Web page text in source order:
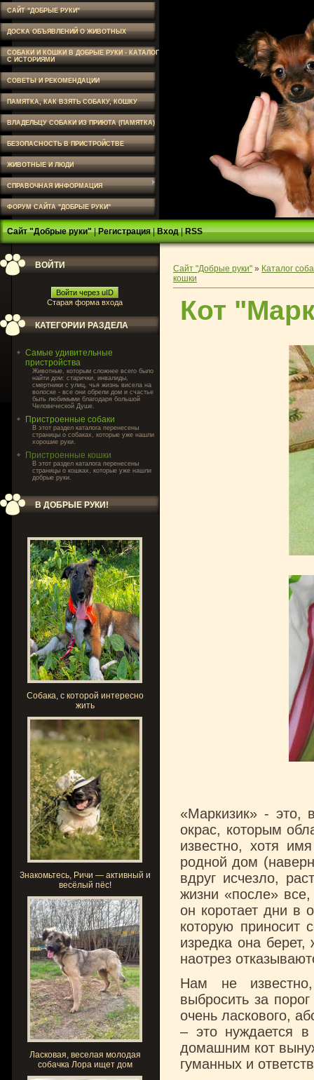
САЙТ "ДОБРЫЕ РУКИ"
ДОСКА ОБЪЯВЛЕНИЙ О ЖИВОТНЫХ
СОБАКИ И КОШКИ В ДОБРЫЕ РУКИ - КАТАЛОГ
С ИСТОРИЯМИ
СОВЕТЫ И РЕКОМЕНДАЦИИ
ПАМЯТКА, КАК ВЗЯТЬ СОБАКУ, КОШКУ
ВЛАДЕЛЬЦУ СОБАКИ ИЗ ПРИЮТА (ПАМЯТКА)
БЕЗОПАСНОСТЬ В ПРИСТРОЙСТВЕ
ЖИВОТНЫЕ И ЛЮДИ
СПРАВОЧНАЯ ИНФОРМАЦИЯ
ФОРУМ САЙТА "ДОБРЫЕ РУКИ"
Сайт "Добрые руки"|Регистрация|Вход|RSS
ВОЙТИ
Войти через uID
Старая форма входа
КАТЕГОРИИ РАЗДЕЛА
Самые удивительные
пристройства
Животные, которым сложнее всего было
найти дом: старички, инвалиды,
смертники с улиц, чья жизнь висела на
волоске - все они обрели дом и счастье
быть любимыми благодаря большой
Человеческой Душе.
Пристроенные собаки
В этот раздел каталога перенесены
страницы о собаках, которые уже нашли
хорошие руки.
Пристроенные кошки
В этот раздел каталога перенесены
страницы о кошках, которые уже нашли
добрые руки.
В ДОБРЫЕ РУКИ!
Собака, с которой интересно
жить
Знакомьтесь, Ричи — активный и
весёлый пёс!
Ласковая, веселая молодая
собачка Лора ищет дом
Сайт "Добрые руки" » Каталог
кошки
Кот
«Маркизик» - это,
окрас, которым
известно, хотя
родной дом
вдруг исчезло,
жизни «после»
он коротает дни в
которую
изредка она
наотрез
Нам не известно,
выбросить за
очень ласкового,
– это нуждается
домашним кот
гуманных и